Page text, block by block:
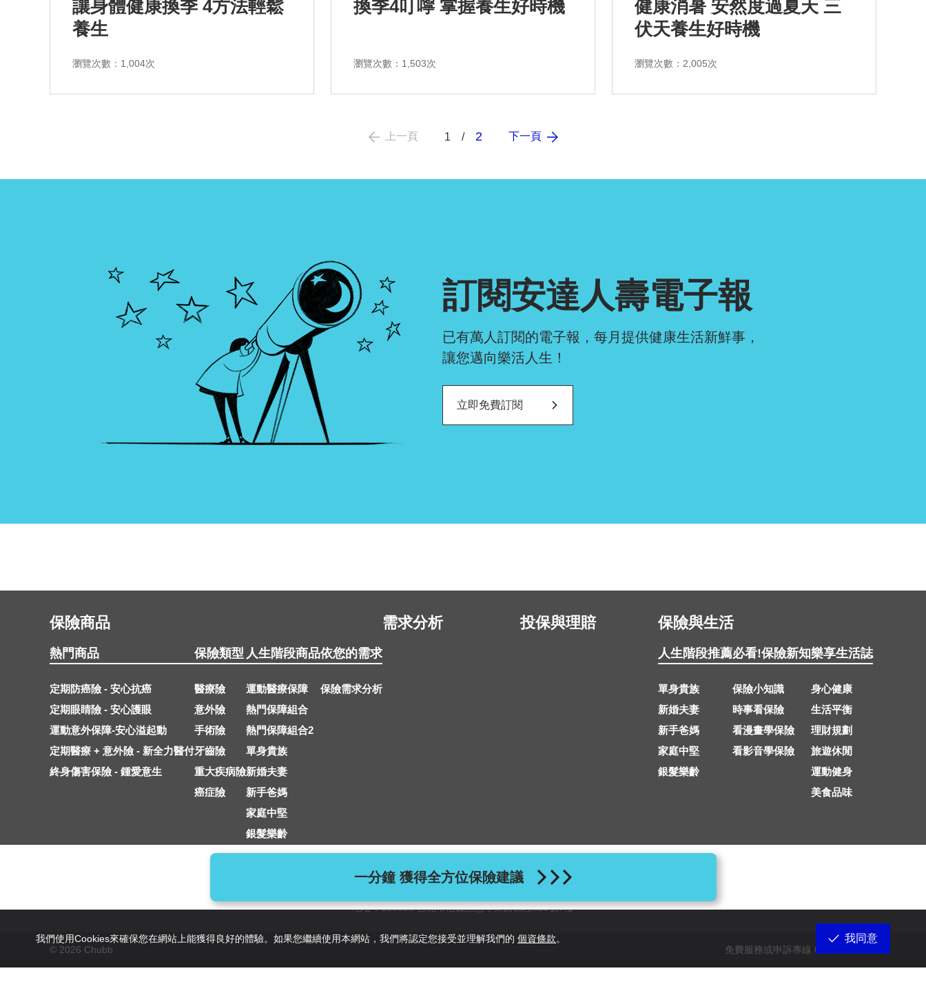
讓身體健康換季 4方法輕鬆
養生
瀏覽次數：1,004次
換季4叮嚀 掌握養生好時機
瀏覽次數：1,503次
健康消暑 安然度過夏天 三
伏天養生好時機
瀏覽次數：2,005次
上一頁 1 2 下一頁
訂閱安達人壽電子報
已有萬人訂閱的電子報，每月提供健康生活新鮮事，
讓您邁向樂活人生！
立即免費訂閱
保險商品
熱門商品
定期防癌險 - 安心抗癌
定期眼睛險 - 安心護眼
運動意外保障-安心溢起動
定期醫療 + 意外險 - 新全力醫付
終身傷害保險 - 鍾愛意生
保險類型
醫療險
意外險
手術險
牙齒險
重大疾病險
癌症險
人生階段商品
運動醫療保障
熱門保障組合
熱門保障組合2
單身貴族
新婚夫妻
新手爸媽
家庭中堅
銀髮樂齡
依您的需求
保險需求分析
需求分析 投保與理賠 保險與生活
人生階段推薦
單身貴族
新婚夫妻
新手爸媽
家庭中堅
銀髮樂齡
必看!保險新知
保險小知識
時事看保險
看漫畫學保險
看影音學保險
樂享生活誌
身心健康
生活平衡
理財規劃
旅遊休閒
運動健身
美食品味
相容瀏覽器版本：IE11、Chrome 40、Firefox 40、Safari 9、Opera 20 以上版本
地址：110055 台北市信義區忠孝東路四段525號7樓
© 2026 Chubb 免費服務或申訴專線 0800-011-709
一分鐘 獲得全方位保險建議
確認排序
我們使用Cookies來確保您在網站上能獲得良好的體驗。如果您繼續使用本網站，我們將認定您接受並理解我們的 個資條款。 我同意